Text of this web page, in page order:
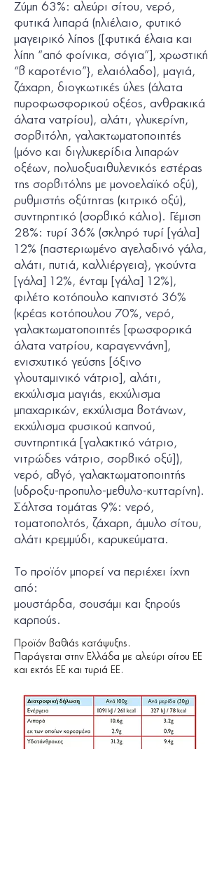
Ζύμη 63%: αλεύρι σίτου, νερό,
φυτικά λιπαρά (ηλιέλαιο, φυτικό
μαγειρικό λίπος {[φυτικά έλαια και
λίπη “από φοίνικα, σόγια”], χρωστική
“β καροτένιο”}, ελαιόλαδο), μαγιά,
ζάχαρη, διογκωτικές ύλες (άλατα
πυροφωσφορικού οξέος, ανθρακικά
άλατα νατρίου), αλάτι, γλυκερίνη,
σορβιτόλη, γαλακτωματοποιητές
(μόνο και διγλυκερίδια λιπαρών
οξέων, πολυοξυαιθυλενικός εστέρας
της σορβιτόλης με μονοελαϊκό οξύ),
ρυθμιστής οξύτητας (κιτρικό οξύ),
συντηρητικό (σορβικό κάλιο). Γέμιση
28%: τυρί 36% (σκληρό τυρί [ γάλα
12% {παστεριωμένο αγελαδινό γάλα,
αλάτι, πυτιά, καλλιέργεια}, γκούντα
γάλα ] 12%, ένταμ [ γάλα ] 12%),
φιλέτο κοτόπουλο καπνιστό 36%
(κρέας κοτόπουλου 70%, νερό,
γαλακτωματοποιητές [φωσφορικά
άλατα νατρίου, καραγεννάνη],
ενισχυτικό γεύσης [όξινο
γλουταμινικό νάτριο], αλάτι,
εκχύλισμα μαγιάς, εκχύλισμα
μπαχαρικών, εκχύλισμα βοτάνων,
εκχύλισμα φυσικού καπνού,
συντηρητικά [γαλακτικό νάτριο,
νιτρώδες νάτριο, σορβικό οξύ]),
νερό, αβγό, γαλακτωματοποιητής
(υδροξυ-προπυλο-μεθυλο-κυτταρίνη).
Σάλτσα τομάτας 9%: νερό,
τοματοπολτός, ζάχαρη, άμυλο σίτου,
αλάτι κρεμμύδι, καρυκεύματα.
Το προϊόν µπορεί να περιέχει ίχνη
από:
μουστάρδα, σουσάμι και ξηρούς
καρπούς.
Προϊόν βαθιάς κατάψυξης.
Παράγεται στην Ελλάδα με αλεύρι σίτου ΕΕ
και εκτός ΕΕ και τυριά ΕΕ.